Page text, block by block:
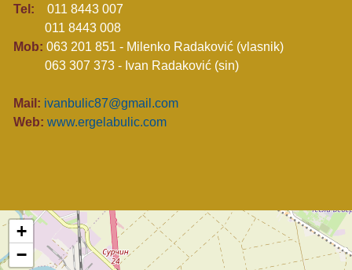
Tel:
011 8443 007
011 8443 008
Mob: 063 201 851 - Milenko Radaković (vlasnik)
063 307 373 - Ivan Radaković (sin)
Mail: ivanbulic87@gmail.com
Web: www.ergelabulic.com
+
−